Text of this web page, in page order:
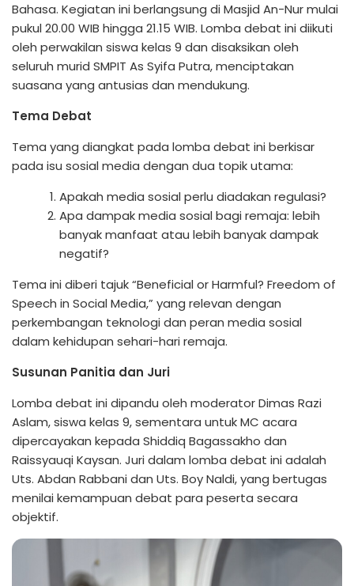
Bahasa. Kegiatan ini berlangsung di Masjid An-Nur mulai
pukul 20.00 WIB hingga 21.15 WIB. Lomba debat ini diikuti
oleh perwakilan siswa kelas 9 dan disaksikan oleh
seluruh murid SMPIT As Syifa Putra, menciptakan
suasana yang antusias dan mendukung.
Tema Debat
Tema yang diangkat pada lomba debat ini berkisar
pada isu sosial media dengan dua topik utama:
Apakah media sosial perlu diadakan regulasi?
Apa dampak media sosial bagi remaja: lebih
banyak manfaat atau lebih banyak dampak
negatif?
Tema ini diberi tajuk “Beneficial or Harmful? Freedom of
Speech in Social Media,” yang relevan dengan
perkembangan teknologi dan peran media sosial
dalam kehidupan sehari-hari remaja.
Susunan Panitia dan Juri
Lomba debat ini dipandu oleh moderator Dimas Razi
Aslam, siswa kelas 9, sementara untuk MC acara
dipercayakan kepada Shiddiq Bagassakho dan
Raissyauqi Kaysan. Juri dalam lomba debat ini adalah
Uts. Abdan Rabbani dan Uts. Boy Naldi, yang bertugas
menilai kemampuan debat para peserta secara
objektif.